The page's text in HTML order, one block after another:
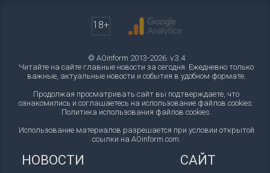
18+
© AOinform 2013-2026. v.3.4
Читайте на сайте главные новости за сегодня. Ежедневно только
важные, актуальные новости и события в удобном формате.
Продолжая просматривать сайт вы подтверждаете, что
ознакомились и соглашаетесь на использование файлов cookies.
Политика использования файлов cookies.
Использование материалов разрешается при условии открытой
ссылки на AOinform.com.
НОВОСТИ САЙТ